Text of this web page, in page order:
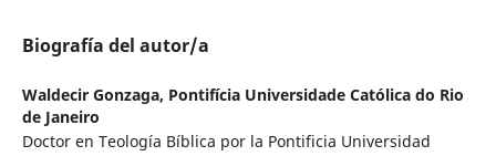
Biografía del autor/a
Waldecir Gonzaga, Pontifícia Universidade Católica do Rio
de Janeiro
Doctor en Teología Bíblica por la Pontificia Universidad